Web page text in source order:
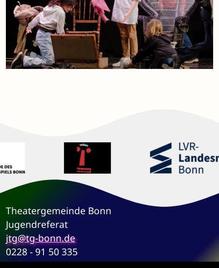
Theatergemeinde Bonn
Jugendreferat
jtg@tg-bonn.de
0228 - 91 50 335